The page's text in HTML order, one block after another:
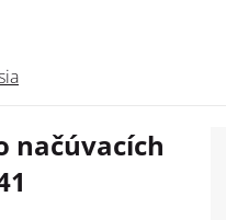
načúvacích